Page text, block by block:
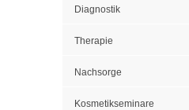
Diagnostik
Therapie
Nachsorge
Kosmetikseminare